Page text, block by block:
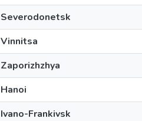
Severodonetsk
Vinnitsa
Zaporizhzhya
Hanoi
Ivano-Frankivsk